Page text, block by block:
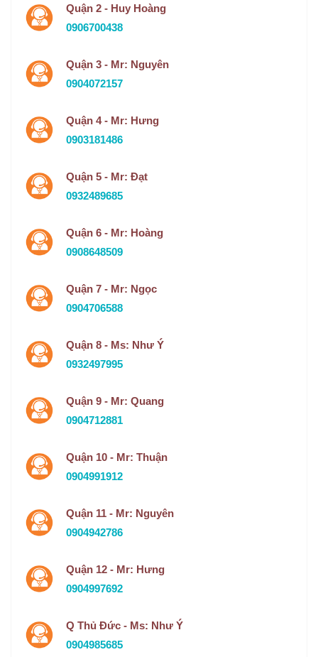
Quận 2 - Huy Hoàng
0906700438
Quận 3 - Mr: Nguyên
0904072157
Quận 4 - Mr: Hưng
0903181486
Quận 5 - Mr: Đạt
0932489685
Quận 6 - Mr: Hoàng
0908648509
Quận 7 - Mr: Ngọc
0904706588
Quận 8 - Ms: Như Ý
0932497995
Quận 9 - Mr: Quang
0904712881
Quận 10 - Mr: Thuận
0904991912
Quận 11 - Mr: Nguyên
0904942786
Quận 12 - Mr: Hưng
0904997692
Q Thủ Đức - Ms: Như Ý
0904985685